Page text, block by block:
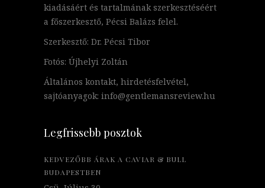
kiadásáért és tartalmának szerkesztéséért
a főszerkesztő, Pécsi Balázs felel.
Szerkesztő: Dr. Pécsi Tibor
Fotós: Újhelyi Zoltán
Általános kontakt, hirdetésfelvétel,
sajtóanyagok: info@gentlemansreview.hu
Legfrissebb posztok
KEDVEZŐBB ÁRAK A CAVIAR & BULL
BUDAPESTBEN